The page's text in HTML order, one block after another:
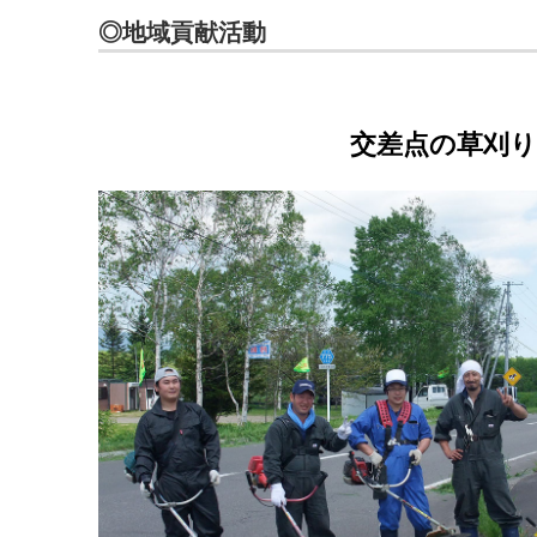
◎地域貢献活動
交差点の草刈り